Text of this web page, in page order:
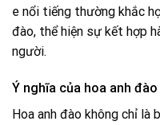
e nổi tiếng thường khắc
đào, thể hiện sự kết hợp
người.
Ý nghĩa của hoa anh đào
Hoa anh đào không chỉ là